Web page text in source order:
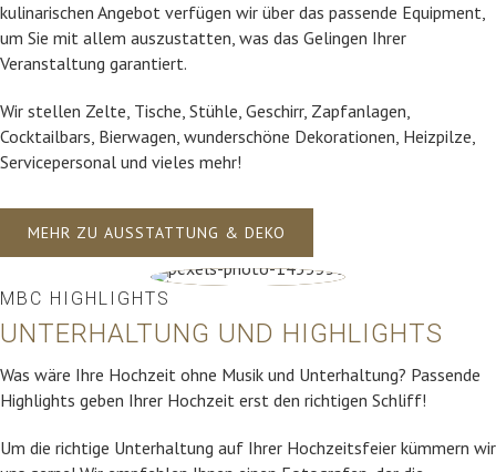
kulinarischen Angebot verfügen wir über das passende Equipment,
um Sie mit allem auszustatten, was das Gelingen Ihrer
Veranstaltung garantiert.
Wir stellen Zelte, Tische, Stühle, Geschirr, Zapfanlagen,
Cocktailbars, Bierwagen, wunderschöne Dekorationen, Heizpilze,
Servicepersonal und vieles mehr!
MEHR ZU AUSSTATTUNG & DEKO
MBC HIGHLIGHTS
UNTERHALTUNG UND HIGHLIGHTS
Was wäre Ihre Hochzeit ohne Musik und Unterhaltung? Passende
Highlights geben Ihrer Hochzeit erst den richtigen Schliff!
Um die richtige Unterhaltung auf Ihrer Hochzeitsfeier kümmern wir